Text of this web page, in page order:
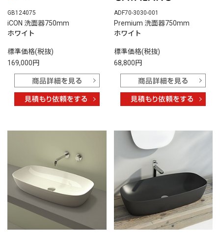
GB124075
iCON 洗面器750mm
ホワイト
標準価格(税抜)
169,000円
ADF70-3030-001
Premium 洗面器750mm
ホワイト
標準価格(税抜)
68,800円